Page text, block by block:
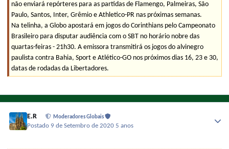
não enviará repórteres para as partidas de Flamengo, Palmeiras, São
Paulo, Santos, Inter, Grêmio e Athletico-PR nas próximas semanas.
Na telinha, a Globo apostará em jogos do Corinthians pelo Campeonato
Brasileiro para disputar audiência com o SBT no horário nobre das
quartas-feiras - 21h30. A emissora transmitirá os jogos do alvinegro
paulista contra Bahia, Sport e Atlético-GO nos próximos dias 16, 23 e 30,
datas de rodadas da Libertadores.
E.R Moderadores Globais
Postado 9 de Setembro de 2020 5 anos